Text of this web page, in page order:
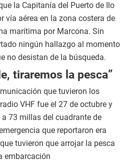
la Capitanía del Puerto de Ilo
vía aérea en la zona costera de
marítima por Marcona. Sin
ningún hallazgo al momento
no desistan de la búsqueda.
tiraremos la pesca”
que tuvieron los
VHF fue el 27 de octubre y
73 millas del cuadrante de
que reportaron era
tuvieron que arrojar la pesca
embarcación